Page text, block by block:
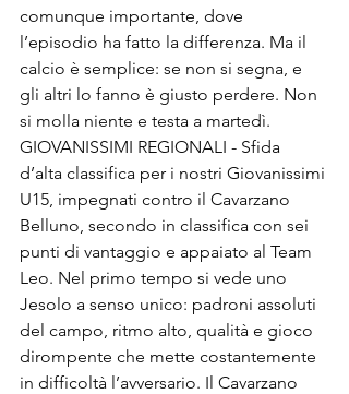
comunque importante, dove
l’episodio ha fatto la differenza. Ma il
calcio è semplice: se non si segna, e
gli altri lo fanno è giusto perdere. Non
si molla niente e testa a martedì.
GIOVANISSIMI REGIONALI - Sfida
d’alta classifica per i nostri Giovanissimi
U15, impegnati contro il Cavarzano
Belluno, secondo in classifica con sei
punti di vantaggio e appaiato al Team
Leo. Nel primo tempo si vede uno
Jesolo a senso unico: padroni assoluti
del campo, ritmo alto, qualità e gioco
dirompente che mette costantemente
in difficoltà l’avversario. Il Cavarzano